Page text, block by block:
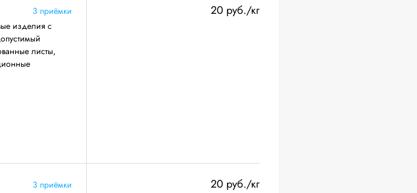
3 приёмки
изделия с
листы,
20 руб./кг
3 приёмки
20 руб./кг